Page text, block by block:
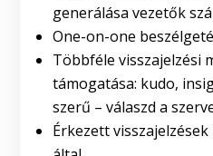
generálása vezetők
One-on-one
Többféle visszajelzési
támogatása: kudo,
szerű – válaszd a
Érkezett